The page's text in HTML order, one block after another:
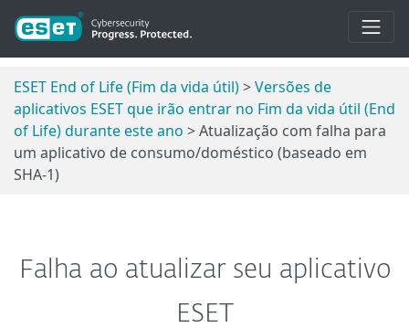
ESET End of Life (Fim da vida útil)>Versões de
aplicativos ESET que irão entrar no Fim da vida útil (End
of Life) durante este ano > Atualização com falha para
um aplicativo de consumo/doméstico (baseado em
SHA-1)
Falha ao atualizar seu aplicativo
ESET